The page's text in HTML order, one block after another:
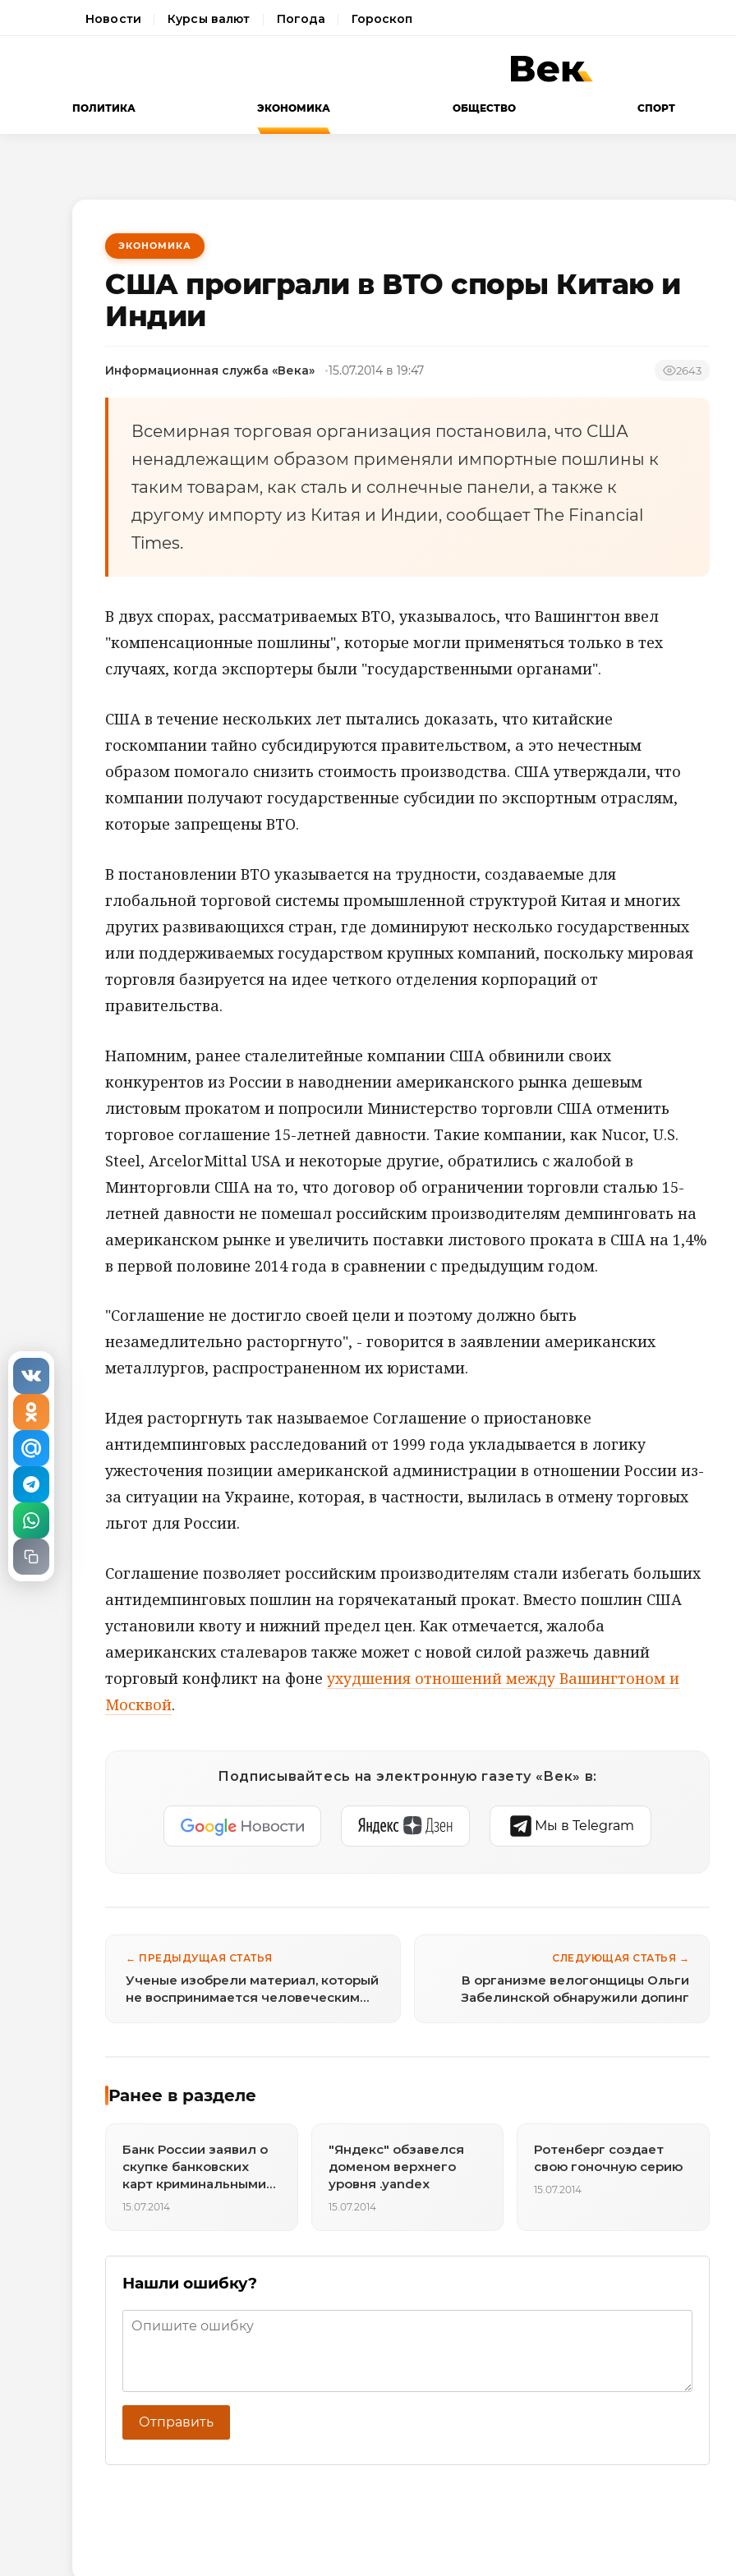
Новости Курсы валют Погода Гороскоп
ПОЛИТИКА ЭКОНОМИКА ОБЩЕСТВО СПОРТ
ЭКОНОМИКА
США проиграли в ВТО споры Китаю и
Индии
Информационная служба «Века» 15.07.2014 в 19:47 2643
Всемирная торговая организация постановила, что США
ненадлежащим образом применяли импортные пошлины к
таким товарам, как сталь и солнечные панели, а также к
другому импорту из Китая и Индии, сообщает The Financial
Times.
В двух спорах, рассматриваемых ВТО, указывалось, что Вашингтон ввел
"компенсационные пошлины", которые могли применяться только в тех
случаях, когда экспортеры были "государственными органами".
США в течение нескольких лет пытались доказать, что китайские
госкомпании тайно субсидируются правительством, а это нечестным
образом помогало снизить стоимость производства. США утверждали, что
компании получают государственные субсидии по экспортным отраслям,
которые запрещены ВТО.
В постановлении ВТО указывается на трудности, создаваемые для
глобальной торговой системы промышленной структурой Китая и многих
других развивающихся стран, где доминируют несколько государственных
или поддерживаемых государством крупных компаний, поскольку мировая
торговля базируется на идее четкого отделения корпораций от
правительства.
Напомним, ранее сталелитейные компании США обвинили своих
конкурентов из России в наводнении американского рынка дешевым
листовым прокатом и попросили Министерство торговли США отменить
торговое соглашение 15-летней давности. Такие компании, как Nucor, U.S.
Steel, ArcelorMittal USA и некоторые другие, обратились с жалобой в
Минторговли США на то, что договор об ограничении торговли сталью 15-
летней давности не помешал российским производителям демпинговать на
американском рынке и увеличить поставки листового проката в США на 1,4%
в первой половине 2014 года в сравнении с предыдущим годом.
"Соглашение не достигло своей цели и поэтому должно быть
незамедлительно расторгнуто", - говорится в заявлении американских
металлургов, распространенном их юристами.
Идея расторгнуть так называемое Соглашение о приостановке
антидемпинговых расследований от 1999 года укладывается в логику
ужесточения позиции американской администрации в отношении России из-
за ситуации на Украине, которая, в частности, вылилась в отмену торговых
льгот для России.
Соглашение позволяет российским производителям стали избегать больших
антидемпинговых пошлин на горячекатаный прокат. Вместо пошлин США
установили квоту и нижний предел цен. Как отмечается, жалоба
американских сталеваров также может с новой силой разжечь давний
торговый конфликт на фонеухудшения отношений между Вашингтоном и
Москвой.
Подписывайтесь на электронную газету «Век» в:
Мы в Telegram
← ПРЕДЫДУЩАЯ СТАТЬЯ
Ученые изобрели материал, который
не воспринимается человеческим
СЛЕДУЮЩАЯ СТАТЬЯ →
В организме велогонщицы Ольги
Забелинской обнаружили допинг
Ранее в разделе
Банк России заявил о
скупке банковских
карт криминальными
структурами
15.07.2014
"Яндекс" обзавелся
доменом верхнего
уровня .yandex
15.07.2014
Ротенберг создает
свою гоночную серию
15.07.2014
Нашли ошибку?
Отправить